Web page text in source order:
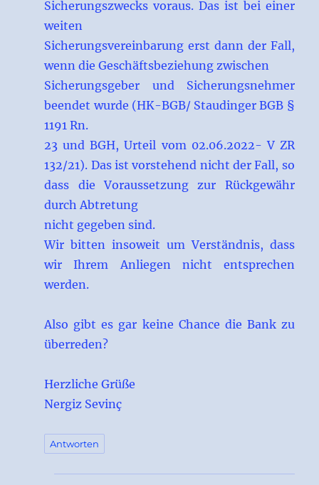
Sicherungszwecks voraus. Das ist bei einer
weiten
Sicherungsvereinbarung erst dann der Fall,
wenn die Geschäftsbeziehung zwischen
Sicherungsgeber und Sicherungsnehmer
beendet wurde (HK-BGB/ Staudinger BGB §
1191 Rn.
23 und BGH, Urteil vom 02.06.2022- V ZR
132/21). Das ist vorstehend nicht der Fall, so
dass die Voraussetzung zur Rückgewähr
durch Abtretung
nicht gegeben sind.
Wir bitten insoweit um Verständnis, dass
wir Ihrem Anliegen nicht entsprechen
werden.
Also gibt es gar keine Chance die Bank zu
überreden?
Herzliche Grüße
Nergiz Sevinç
Antworten